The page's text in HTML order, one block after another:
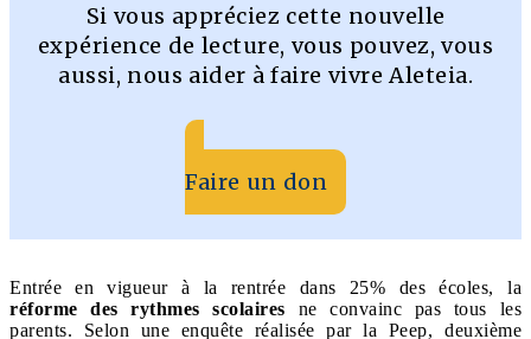
Si vous appréciez cette nouvelle
expérience de lecture, vous pouvez, vous
aussi, nous aider à faire vivre Aleteia.
Faire un don
Entrée en vigueur à la rentrée dans 25% des écoles, la
réforme des rythmes scolaires ne convainc pas tous les
parents. Selon une enquête réalisée par la Peep, deuxième